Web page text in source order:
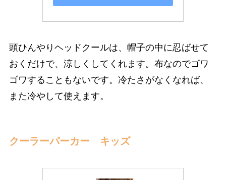
頭ひんやりヘッドクールは、帽子の中に忍ばせて
おくだけで、涼しくしてくれます。布なのでゴワ
ゴワすることもないです。冷たさがなくなれば、
また冷やして使えます。
クーラーパーカー キッズ